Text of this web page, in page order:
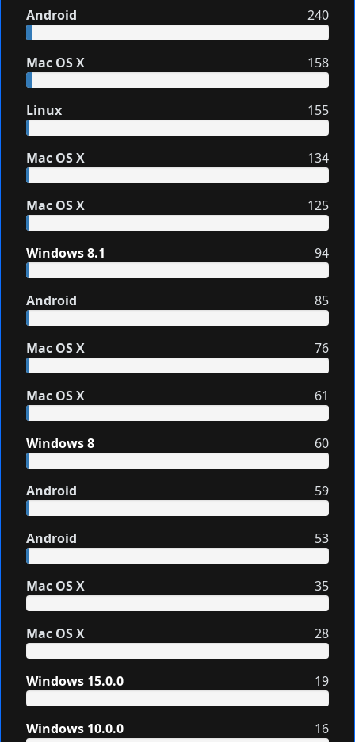
Android 240
Mac OS X 158
Linux 155
Mac OS X 134
Mac OS X 125
Windows 8.1 94
Android 85
Mac OS X 76
Mac OS X 61
Windows 8 60
Android 59
Android 53
Mac OS X 35
Mac OS X 28
Windows 15.0.0 19
Windows 10.0.0 16